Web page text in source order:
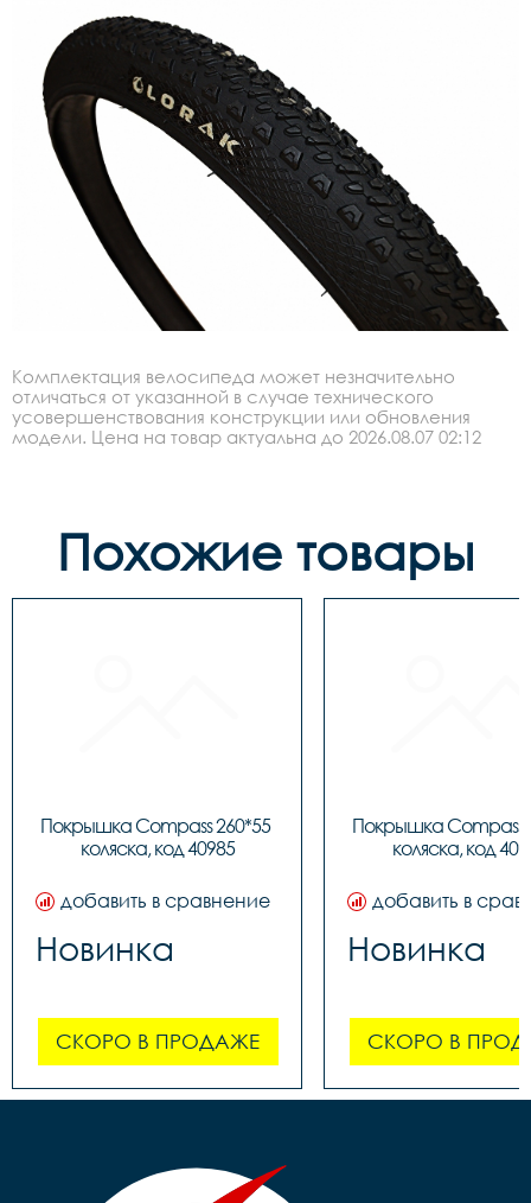
Комплектация велосипеда может незначительно
отличаться от указанной в случае технического
усовершенствования конструкции или обновления
модели. Цена на товар актуальна до 2026.08.07 02:12
Похожие товары
Покрышка Compass 260*55
коляска, код 40985
добавить в сравнение
Новинка
СКОРО В ПРОДАЖЕ
Покрышка Compass
коляска, код
добавить в
Новинка
СКОРО В